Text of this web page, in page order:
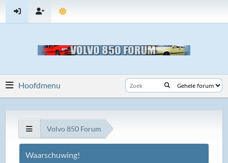
Hoofdmenu
Volvo 850 Forum
Waarschuwing!